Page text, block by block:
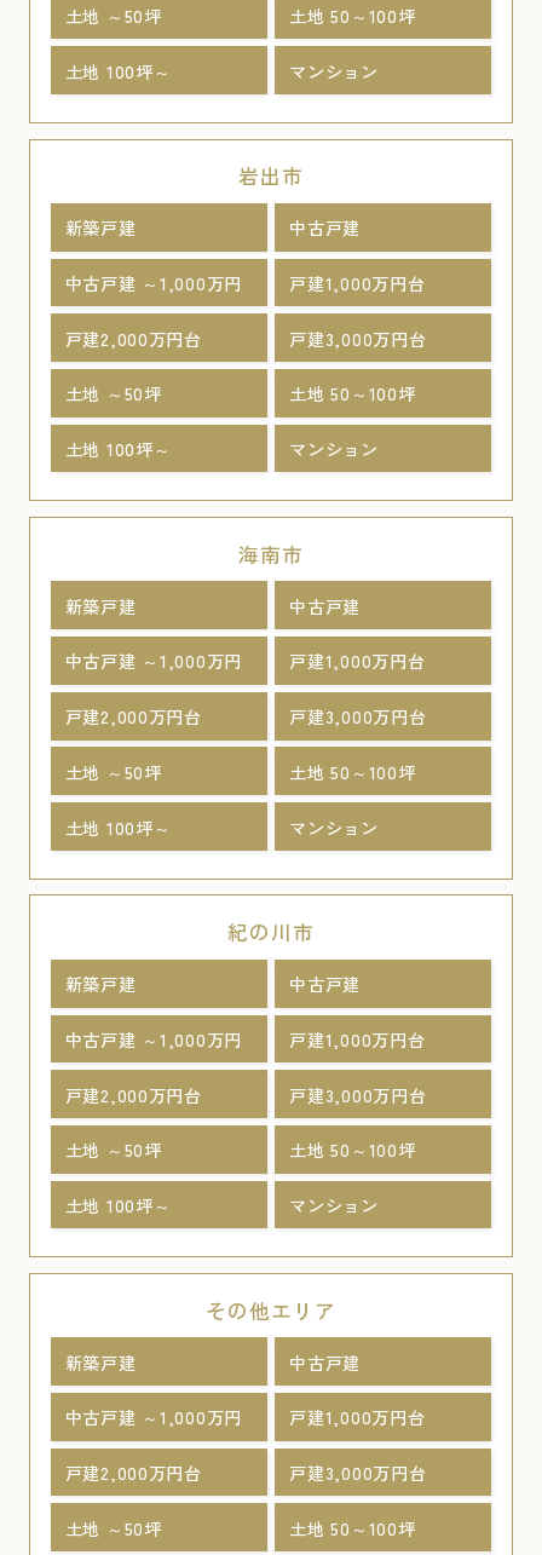
土地 ～50坪 土地 50～100坪
土地 100坪～ マンション
岩出市
新築戸建 中古戸建
中古戸建 ～1,000万円 戸建1,000万円台
戸建2,000万円台 戸建3,000万円台
土地 ～50坪 土地 50～100坪
土地 100坪～ マンション
海南市
新築戸建 中古戸建
中古戸建 ～1,000万円 戸建1,000万円台
戸建2,000万円台 戸建3,000万円台
土地 ～50坪 土地 50～100坪
土地 100坪～ マンション
紀の川市
新築戸建 中古戸建
中古戸建 ～1,000万円 戸建1,000万円台
戸建2,000万円台 戸建3,000万円台
土地 ～50坪 土地 50～100坪
土地 100坪～ マンション
その他エリア
新築戸建 中古戸建
中古戸建 ～1,000万円 戸建1,000万円台
戸建2,000万円台 戸建3,000万円台
土地 ～50坪 土地 50～100坪